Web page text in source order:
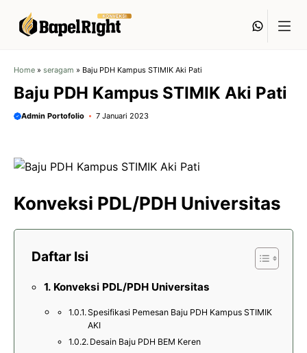
Home » seragam » Baju PDH Kampus STIMIK Aki Pati
Baju PDH Kampus STIMIK Aki Pati
Admin Portofolio 7 Januari 2023
Konveksi PDL/PDH Universitas
Daftar Isi
Konveksi PDL/PDH Universitas
Spesifikasi Pemesan Baju PDH Kampus STIMIK
AKI
Desain Baju PDH BEM Keren